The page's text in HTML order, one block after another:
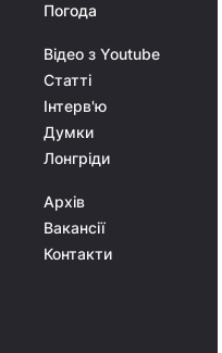
Погода
Відео з Youtube
Статті
Інтерв'ю
Думки
Лонгріди
Архів
Вакансії
Контакти